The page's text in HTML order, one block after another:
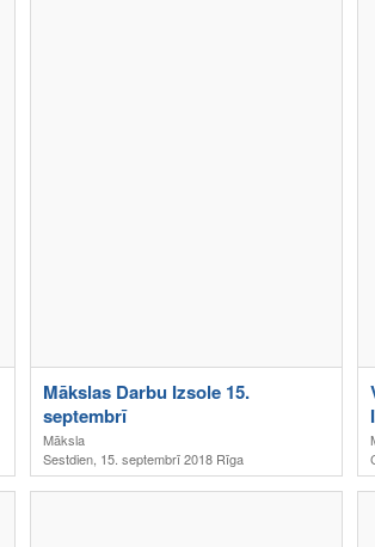
Mākslas Darbu Izsole 15.
septembrī
Māksla
Sestdien, 15. septembrī 2018 Rīga